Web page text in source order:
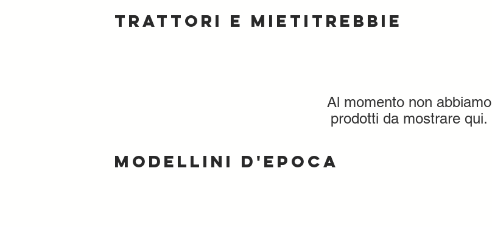
Trattori e mietitrebbie
Al momento non abbiamo
prodotti da mostrare qui.
Modellini d'epoca